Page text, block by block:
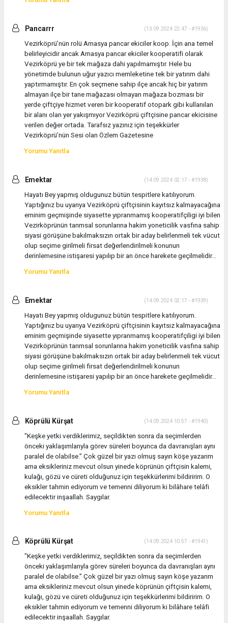
Pancarrr (13.09.2024 22:47 - #1936)
Vezirköprü’nün rolü Amasya pancar ekiciler koop. İçin ana temel
belirleyicidir ancak Amasya pancar ekiciler kooperatifi olarak
Vezirköprü ye bir tek mağaza dahi yapılmamıştır. Hele bu
yönetimde bulunun uğur yazıcı memleketine tek bir yatırım dahi
yaptırmamıştır. En çok seçmene sahip ilçe ancak hiç bir yatırım
almayan ilçe bir tane mağazası olmayan mağaza bozması bir
yerde çiftçiye hizmet veren bir kooperatif otopark gibi kullanılan
bir alanı olan yer yakışmıyor Vezirköprü çiftçisine pancar ekicisine
verilen değer ortada. Tarafsız yazınız için teşekkürler
Vezirköprü’nün Sesi olan Özlem Gazetesine
Yorumu Yanıtla
Emektar (14.09.2024 02:17 - #1938)
Hayatı Bey yapmış oldugunuz bütün tespitlere katılıyorum.
Yaptığınız bu uyarıya Vezirköprü çiftçisinin kayıtsız kalmayacağına
eminim geçmişinde siyasette yıpranmamış kooperatifçiligi iyi bilen
Vezirköprünün tarımsal sorunlarına hakim yoneticilik vasfına sahip
siyasi görüşüne bakılmaksızın ortak bir aday belirlenmeli tek vücut
olup seçime girilmeli firsat değerlendirilmeli konunun
derinlemesine istişaresi yapılıp bir an önce harekete geçilmelidir...
Yorumu Yanıtla
Emektar (14.09.2024 02:17 - #1939)
Hayatı Bey yapmış oldugunuz bütün tespitlere katılıyorum.
Yaptığınız bu uyarıya Vezirköprü çiftçisinin kayıtsız kalmayacağına
eminim geçmişinde siyasette yıpranmamış kooperatifçiligi iyi bilen
Vezirköprünün tarımsal sorunlarına hakim yoneticilik vasfına sahip
siyasi görüşüne bakılmaksızın ortak bir aday belirlenmeli tek vücut
olup seçime girilmeli firsat değerlendirilmeli konunun
derinlemesine istişaresi yapılıp bir an önce harekete geçilmelidir...
Yorumu Yanıtla
Köprülü Kürşat (14.09.2024 10:57 - #1940)
"Keşke yetki verdiklerimiz, seçildikten sonra da seçimlerden
önceki yaklaşımlarıyla görev süreleri boyunca da davranışları aynı
paralel de olabilse.” Çok güzel bir yazı olmuş sayın köşe yazarım
ama eksikleriniz mevcut olsun yinede köprünün çiftçisin kalemi,
kulağı, gözü ve cüreti olduğunuz için teşekkürlerimi bildiririm. O
eksikler tahmin ediyorum ve temenni diliyorum ki bilâhare telâfi
edilecektir inşaallah. Saygılar.
Yorumu Yanıtla
Köprülü Kürşat (14.09.2024 10:57 - #1941)
"Keşke yetki verdiklerimiz, seçildikten sonra da seçimlerden
önceki yaklaşımlarıyla görev süreleri boyunca da davranışları aynı
paralel de olabilse.” Çok güzel bir yazı olmuş sayın köşe yazarım
ama eksikleriniz mevcut olsun yinede köprünün çiftçisin kalemi,
kulağı, gözü ve cüreti olduğunuz için teşekkürlerimi bildiririm. O
eksikler tahmin ediyorum ve temenni diliyorum ki bilâhare telâfi
edilecektir inşaallah. Saygılar.